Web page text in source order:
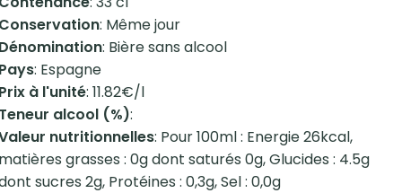
: Même jour
: Bière sans alcool
: Espagne
à l'unité: 11.82€/l
alcool (%):
nutritionnelles: Pour 100ml : Energie 26kcal,
grasses : 0g dont saturés 0g, Glucides : 4.5g
sucres 2g, Protéines : 0,3g, Sel : 0,0g